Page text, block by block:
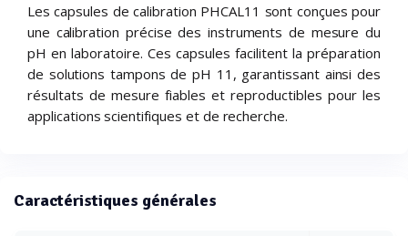
Les capsules de calibration PHCAL11 sont conçues pour
une calibration précise des instruments de mesure du
pH en laboratoire. Ces capsules facilitent la préparation
de solutions tampons de pH 11, garantissant ainsi des
résultats de mesure fiables et reproductibles pour les
applications scientifiques et de recherche.
Caractéristiques générales